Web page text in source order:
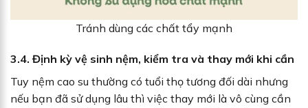
Tránh dùng các chất tẩy mạnh
3.4. Định kỳ vệ sinh nệm, kiểm tra và thay mới khi cần
Tuy nệm cao su thường có tuổi thọ tương đối dài nhưng
nếu bạn đã sử dụng lâu thì việc thay mới là vô cùng cần